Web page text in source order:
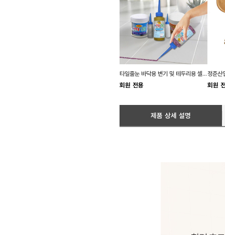
타일줄눈 바닥용 변기 및 테두리용 셀프 줄눈 보수제
회원 전용
정준산
회원
제품 상세 설명